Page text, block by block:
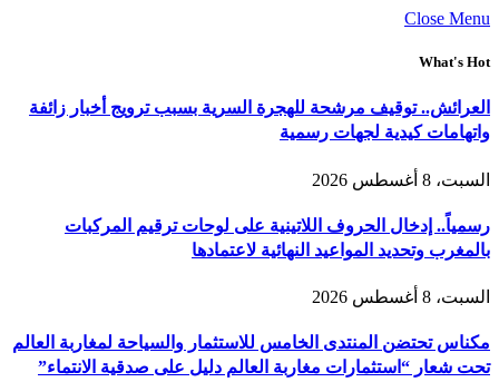
Close Menu
What's Hot
العرائش.. توقيف مرشحة للهجرة السرية بسبب ترويج أخبار زائفة
واتهامات كيدية لجهات رسمية
السبت، 8 أغسطس 2026
رسمياً.. إدخال الحروف اللاتينية على لوحات ترقيم المركبات
بالمغرب وتحديد المواعيد النهائية لاعتمادها
السبت، 8 أغسطس 2026
مكناس تحتضن المنتدى الخامس للاستثمار والسياحة لمغاربة العالم
تحت شعار “استثمارات مغاربة العالم دليل على صدقية الانتماء”